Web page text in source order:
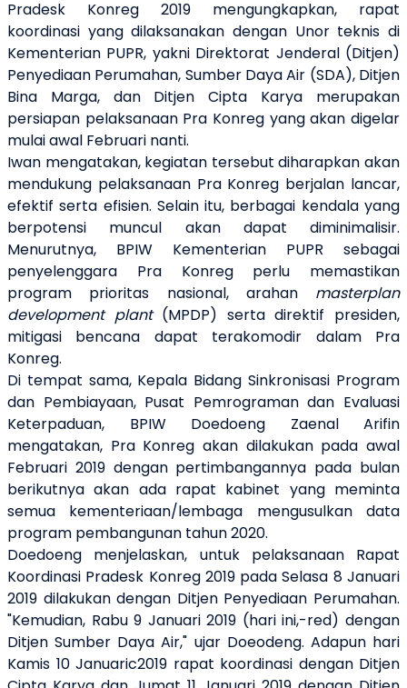
Pradesk Konreg 2019 mengungkapkan, rapat
koordinasi yang dilaksanakan dengan Unor teknis di
Kementerian PUPR, yakni Direktorat Jenderal (Ditjen)
Penyediaan Perumahan, Sumber Daya Air (SDA), Ditjen
Bina Marga, dan Ditjen Cipta Karya merupakan
persiapan pelaksanaan Pra Konreg yang akan digelar
mulai awal Februari nanti.
Iwan mengatakan, kegiatan tersebut diharapkan akan
mendukung pelaksanaan Pra Konreg berjalan lancar,
efektif serta efisien. Selain itu, berbagai kendala yang
berpotensi muncul akan dapat diminimalisir.
Menurutnya, BPIW Kementerian PUPR sebagai
penyelenggara Pra Konreg perlu memastikan
program prioritas nasional, arahan masterplan
development plant(MPDP) serta direktif presiden,
mitigasi bencana dapat terakomodir dalam Pra
Konreg.
Di tempat sama, Kepala Bidang Sinkronisasi Program
dan Pembiayaan, Pusat Pemrograman dan Evaluasi
Keterpaduan, BPIW Doedoeng Zaenal Arifin
mengatakan, Pra Konreg akan dilakukan pada awal
Februari 2019 dengan pertimbangannya pada bulan
berikutnya akan ada rapat kabinet yang meminta
semua kementeriaan/lembaga mengusulkan data
program pembangunan tahun 2020.
Doedoeng menjelaskan, untuk pelaksanaan Rapat
Koordinasi Pradesk Konreg 2019 pada Selasa 8 Januari
2019 dilakukan dengan Ditjen Penyediaan Perumahan.
"Kemudian, Rabu 9 Januari 2019 (hari ini,-red) dengan
Ditjen Sumber Daya Air," ujar Doeodeng. Adapun hari
Kamis 10 Januaric2019 rapat koordinasi dengan Ditjen